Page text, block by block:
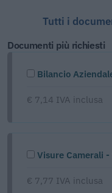
Tutti i
Documenti più richiesti
Bilancio
€ 7,14 IVA inclusa
Visure Camerali
€ 7,77 IVA inclusa